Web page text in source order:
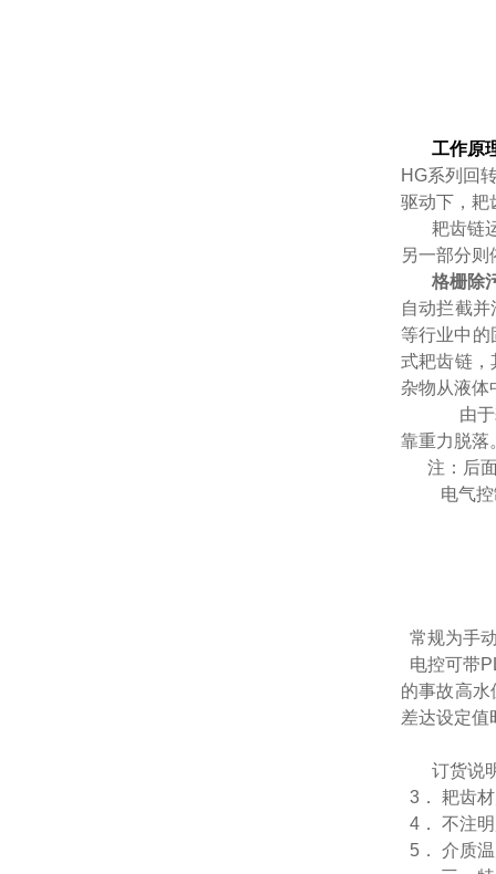
工作原
HG系列回
驱动下，耙
耙齿链
另一部分
格栅除
自动拦截
等行业中
式耙齿链，
杂物从液体
由于
靠重力脱落
注：后面
电气
常规为手
电控可带
的事故高
差达设定值
订货说
3． 耙齿
4． 不注
5． 介质